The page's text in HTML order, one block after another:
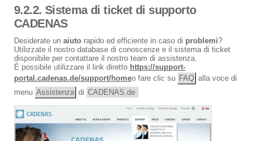
9.2.2. Sistema di ticket di supporto
CADENAS
Desiderate un aiuto rapido ed efficiente in caso di problemi?
Utilizzate il nostro database di conoscenze e il sistema di ticket
disponibile per contattare il nostro team di assistenza.
È possibile utilizzare il link diretto https://support-
portal.cadenas.de/support/homeo fare clic su FAQ alla voce di
menu Assistenza di CADENAS.de.